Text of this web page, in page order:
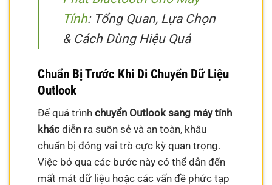
Tính: Tổng Quan, Lựa Chọn
& Cách Dùng Hiệu Quả
Chuẩn Bị Trước Khi Di Chuyển Dữ Liệu
Outlook
Để quá trìnhchuyển Outlook sang máy tính
khác diễn ra suôn sẻ và an toàn, khâu
chuẩn bị đóng vai trò cực kỳ quan trọng.
Việc bỏ qua các bước này có thể dẫn đến
mất mát dữ liệu hoặc các vấn đề phức tạp